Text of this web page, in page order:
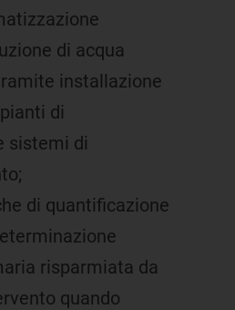
di acqua
installazione
di
sistemi di
di quantificazione
risparmiata da
quando